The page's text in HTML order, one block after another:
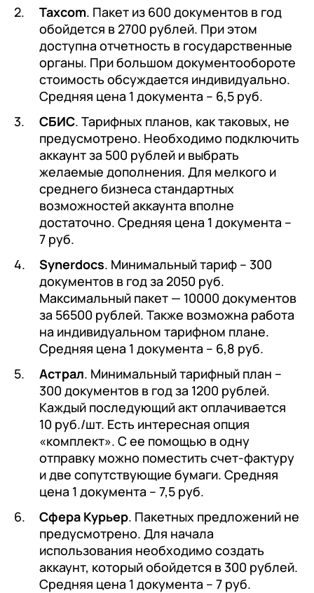
Taxcom. Пакет из 600 документов в год
обойдется в 2700 рублей. При этом
доступна отчетность в государственные
органы. При большом документообороте
стоимость обсуждается индивидуально.
Средняя цена 1 документа – 6,5 руб.
СБИС. Тарифных планов, как таковых, не
предусмотрено. Необходимо подключить
аккаунт за 500 рублей и выбрать
желаемые дополнения. Для мелкого и
среднего бизнеса стандартных
возможностей аккаунта вполне
достаточно. Средняя цена 1 документа –
7 руб.
Synerdocs. Минимальный тариф – 300
документов в год за 2050 руб.
Максимальный пакет — 10000 документов
за 56500 рублей. Также возможна работа
на индивидуальном тарифном плане.
Средняя цена 1 документа – 6,8 руб.
Астрал. Минимальный тарифный план –
300 документов в год за 1200 рублей.
Каждый последующий акт оплачивается
10 руб./шт. Есть интересная опция
«комплект». С ее помощью в одну
отправку можно поместить счет-фактуру
и две сопутствующие бумаги. Средняя
цена 1 документа – 7,5 руб.
Сфера Курьер. Пакетных предложений не
предусмотрено. Для начала
использования необходимо создать
аккаунт, который обойдется в 300 рублей.
Средняя цена 1 документа – 7 руб.